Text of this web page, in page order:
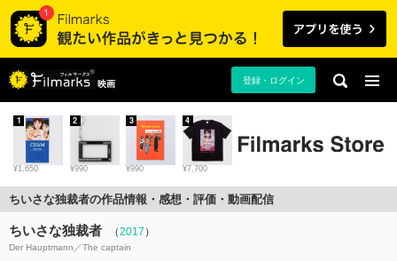
映画 登録・ログイン
¥1,650
1
¥990
2
¥990
3
¥7,700
4
ちいさな独裁者の作品情報・感想・評価・動画配信
ちいさな独裁者 （2017 ）
Der Hauptmann／The captain